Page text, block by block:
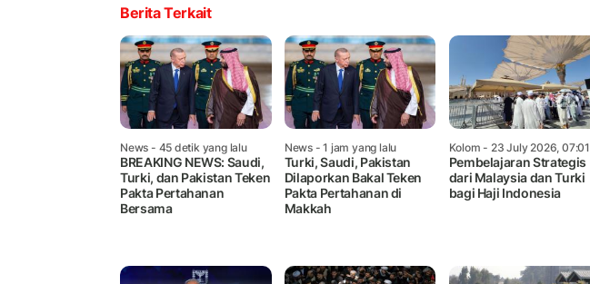
Berita Terkait
News - 45 detik yang lalu
BREAKING NEWS: Saudi,
Turki, dan Pakistan Teken
Pakta Pertahanan
Bersama
News- 1 jam yang lalu
Turki, Saudi, Pakistan
Dilaporkan Bakal Teken
Pakta Pertahanan di
Makkah
Kolom - 23 July 2026, 07:01
Pembelajaran Strategis
dari Malaysia dan Turki
bagi Haji Indonesia